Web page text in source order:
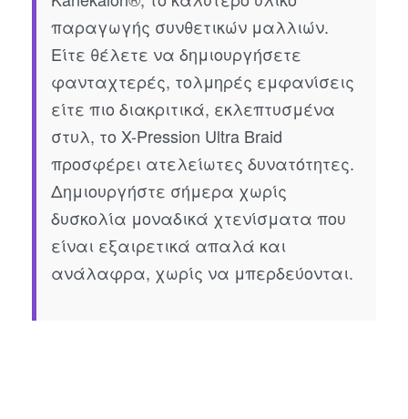
παραγωγής συνθετικών μαλλιών.
Είτε θέλετε να δημιουργήσετε
φανταχτερές, τολμηρές εμφανίσεις
είτε πιο διακριτικά, εκλεπτυσμένα
στυλ, το X-Pression Ultra Braid
προσφέρει ατελείωτες δυνατότητες.
Δημιουργήστε σήμερα χωρίς
δυσκολία μοναδικά χτενίσματα που
είναι εξαιρετικά απαλά και
ανάλαφρα, χωρίς να μπερδεύονται.